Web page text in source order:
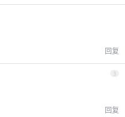
回复
3
回复